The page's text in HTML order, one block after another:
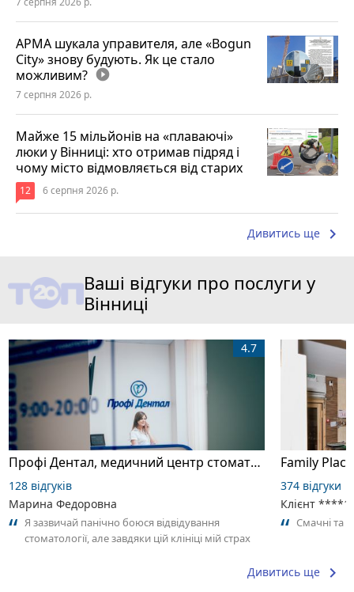
АРМА шукала управителя, але «Bogun
City» знову будують. Як це стало
можливим? play_circle_filled
7 серпня 2026 р.
Майже 15 мільйонів на «плаваючі»
люки у Вінниці: хто отримав підряд і
чому місто відмовляється від старих
12 6 серпня 2026 р.
Дивитись ще keyboard_arrow_right
Ваші відгуки про послуги у
Вінниці
Профі Дентал, медичний центр стоматології
4.7
128 відгуків
Марина Федоровна
Я зазвичай панічно боюся відвідування
стоматології, але завдяки цій клініці мій страх
Family
374 відгуки
Клієнт
Смачні та
Дивитись ще keyboard_arrow_right